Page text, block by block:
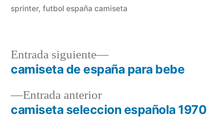
sprinter, futbol españa camiseta
Navegación
deEntrada anteriorEntrada
anterior:
camiseta seleccion española 1970
Entrada siguiente
Entrada
siguiente:
camiseta de españa para bebe